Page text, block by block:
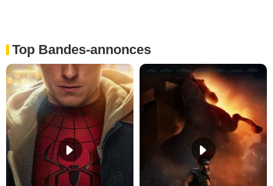
Top Bandes-annonces